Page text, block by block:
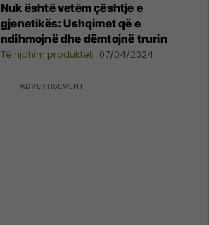
Nuk është vetëm çështje e
gjenetikës: Ushqimet që e
ndihmojnë dhe dëmtojnë trurin
Të njohim produktet 07/04/2024